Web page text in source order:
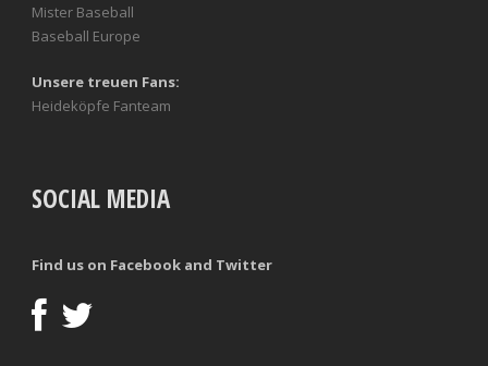
Mister Baseball
Baseball Europe
Unsere treuen Fans:
Heideköpfe Fanteam
SOCIAL MEDIA
Find us on Facebook and Twitter